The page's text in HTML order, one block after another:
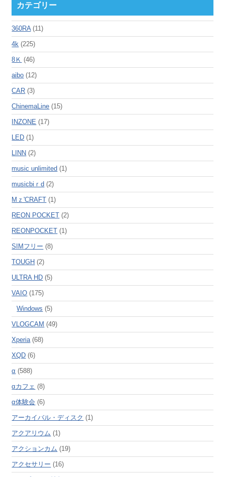
カテゴリー
360RA (11)
4k (225)
8Ｋ (46)
aibo (12)
CAR (3)
ChinemaLine (15)
INZONE (17)
LED (1)
LINN (2)
music unlimited (1)
musicbiｒd (2)
Mｚ'CRAFT (1)
REON POCKET (2)
REONPOCKET (1)
SIMフリー (8)
TOUGH (2)
ULTRA HD (5)
VAIO (175)
Windows (5)
VLOGCAM (49)
Xperia (68)
XQD (6)
α (588)
αカフェ (8)
α体験会 (6)
アーカイバル・ディスク (1)
アクアリウム (1)
アクションカム (19)
アクセサリー (16)